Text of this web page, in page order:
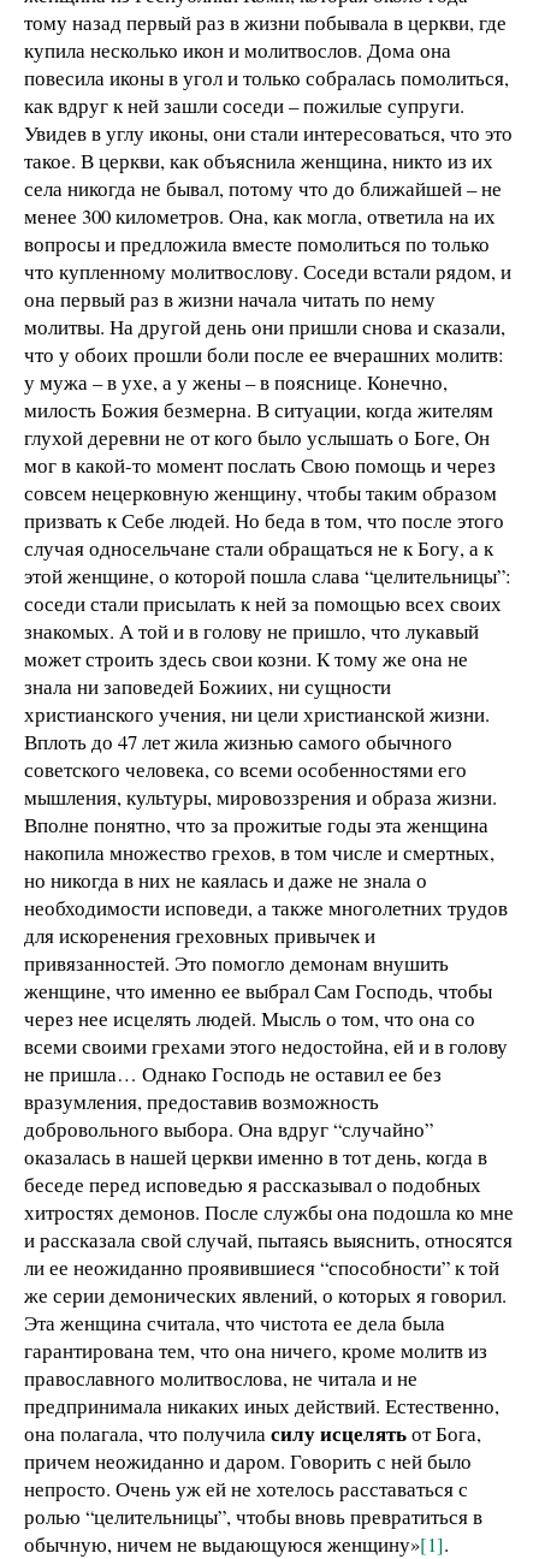
тому назад первый раз в жизни побывала в церкви, где
купила несколько икон и молитвослов. Дома она
повесила иконы в угол и только собралась помолиться,
как вдруг к ней зашли соседи – пожилые супруги.
Увидев в углу иконы, они стали интересоваться, что это
такое. В церкви, как объяснила женщина, никто из их
села никогда не бывал, потому что до ближайшей – не
менее 300 километров. Она, как могла, ответила на их
вопросы и предложила вместе помолиться по только
что купленному молитвослову. Соседи встали рядом, и
она первый раз в жизни начала читать по нему
молитвы. На другой день они пришли снова и сказали,
что у обоих прошли боли после ее вчерашних молитв:
у мужа – в ухе, а у жены – в пояснице. Конечно,
милость Божия безмерна. В ситуации, когда жителям
глухой деревни не от кого было услышать о Боге, Он
мог в какой-то момент послать Свою помощь и через
совсем нецерковную женщину, чтобы таким образом
призвать к Себе людей. Но беда в том, что после этого
случая односельчане стали обращаться не к Богу, а к
этой женщине, о которой пошла слава “целительницы”:
соседи стали присылать к ней за помощью всех своих
знакомых. А той и в голову не пришло, что лукавый
может строить здесь свои козни. К тому же она не
знала ни заповедей Божиих, ни сущности
христианского учения, ни цели христианской жизни.
Вплоть до 47 лет жила жизнью самого обычного
советского человека, со всеми особенностями его
мышления, культуры, мировоззрения и образа жизни.
Вполне понятно, что за прожитые годы эта женщина
накопила множество грехов, в том числе и смертных,
но никогда в них не каялась и даже не знала о
необходимости исповеди, а также многолетних трудов
для искоренения греховных привычек и
привязанностей. Это помогло демонам внушить
женщине, что именно ее выбрал Сам Господь, чтобы
через нее исцелять людей. Мысль о том, что она со
всеми своими грехами этого недостойна, ей и в голову
не пришла… Однако Господь не оставил ее без
вразумления, предоставив возможность
добровольного выбора. Она вдруг “случайно”
оказалась в нашей церкви именно в тот день, когда в
беседе перед исповедью я рассказывал о подобных
хитростях демонов. После службы она подошла ко мне
и рассказала свой случай, пытаясь выяснить, относятся
ли ее неожиданно проявившиеся “способности” к той
же серии демонических явлений, о которых я говорил.
Эта женщина считала, что чистота ее дела была
гарантирована тем, что она ничего, кроме молитв из
православного молитвослова, не читала и не
предпринимала никаких иных действий. Естественно,
она полагала, что получила силу исцелятьот Бога,
причем неожиданно и даром. Говорить с ней было
непросто. Очень уж ей не хотелось расставаться с
ролью “целительницы”, чтобы вновь превратиться в
обычную, ничем не выдающуюся женщину»[1].